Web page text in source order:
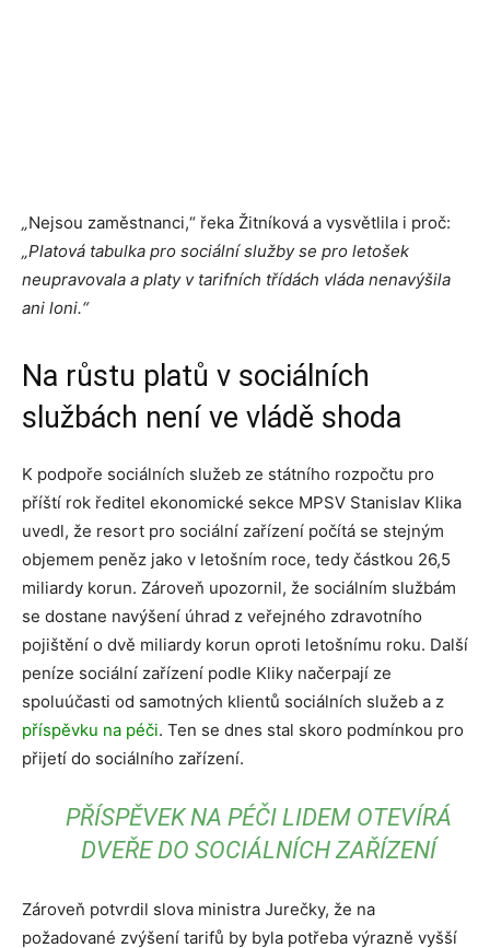
„Nejsou zaměstnanci,“ řeka Žitníková a vysvětlila i proč:
„Platová tabulka pro sociální služby se pro letošek
neupravovala a platy v tarifních třídách vláda nenavýšila
ani loni.“
Na růstu platů v sociálních
službách není ve vládě shoda
K podpoře sociálních služeb ze státního rozpočtu pro
příští rok ředitel ekonomické sekce MPSV Stanislav Klika
uvedl, že resort pro sociální zařízení počítá se stejným
objemem peněz jako v letošním roce, tedy částkou 26,5
miliardy korun. Zároveň upozornil, že sociálním službám
se dostane navýšení úhrad z veřejného zdravotního
pojištění o dvě miliardy korun oproti letošnímu roku. Další
peníze sociální zařízení podle Kliky načerpají ze
spoluúčasti od samotných klientů sociálních služeb a z
příspěvku na péči. Ten se dnes stal skoro podmínkou pro
přijetí do sociálního zařízení.
PŘÍSPĚVEK NA PÉČI LIDEM OTEVÍRÁ
DVEŘE DO SOCIÁLNÍCH ZAŘÍZENÍ
Zároveň potvrdil slova ministra Jurečky, že na
požadované zvýšení tarifů by byla potřeba výrazně vyšší